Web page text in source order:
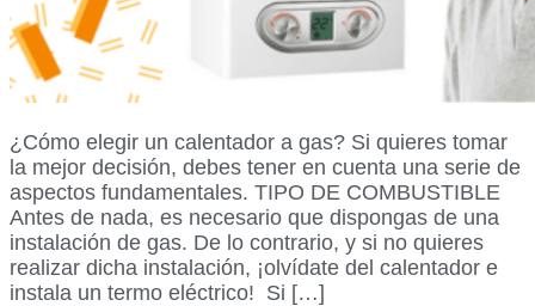
¿Cómo elegir un calentador a gas? Si quieres tomar
la mejor decisión, debes tener en cuenta una serie de
aspectos fundamentales. TIPO DE COMBUSTIBLE
Antes de nada, es necesario que dispongas de una
instalación de gas. De lo contrario, y si no quieres
realizar dicha instalación, ¡olvídate del calentador e
instala un termo eléctrico! Si […]